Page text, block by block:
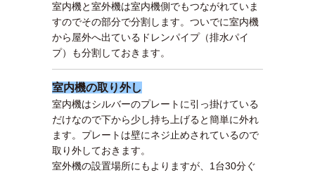
室内機と室外機は室内機側でもつながれていま
すのでその部分で分割します。ついでに室内機
から屋外へ出ているドレンパイプ（排水パイ
プ）も分割しておきます。
室内機の取り外し
室内機はシルバーのプレートに引っ掛けている
だけなので下から少し持ち上げると簡単に外れ
ます。プレートは壁にネジ止めされているので
取り外しておきます。
室外機の設置場所にもよりますが、1台30分ぐ